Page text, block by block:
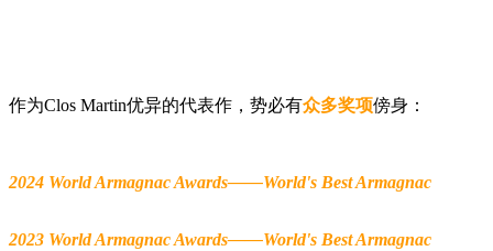
作为Clos Martin优异的代表作，势必有众多奖项傍身：
2024 World Armagnac Awards——World's Best Armagnac
2023 World Armagnac Awards——World's Best Armagnac